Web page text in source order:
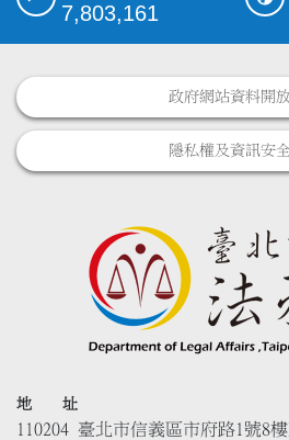
7,803,161
政府網站資料開
隱私權及資訊安
地 址
110204 臺北市信義區市府路1號8